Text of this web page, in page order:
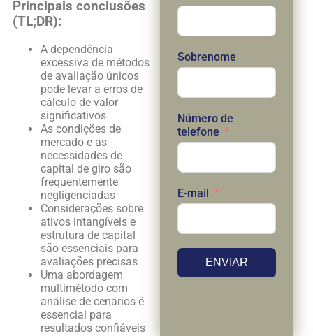
Principais conclusões
(TL;DR):
A dependência
excessiva de métodos
de avaliação únicos
pode levar a erros de
cálculo de valor
significativos
As condições de
mercado e as
necessidades de
capital de giro são
frequentemente
negligenciadas
Considerações sobre
ativos intangíveis e
estrutura de capital
são essenciais para
avaliações precisas
Uma abordagem
multimétodo com
análise de cenários é
essencial para
resultados confiáveis
Sobrenome
Número de
telefone
E-mail
ENVIAR